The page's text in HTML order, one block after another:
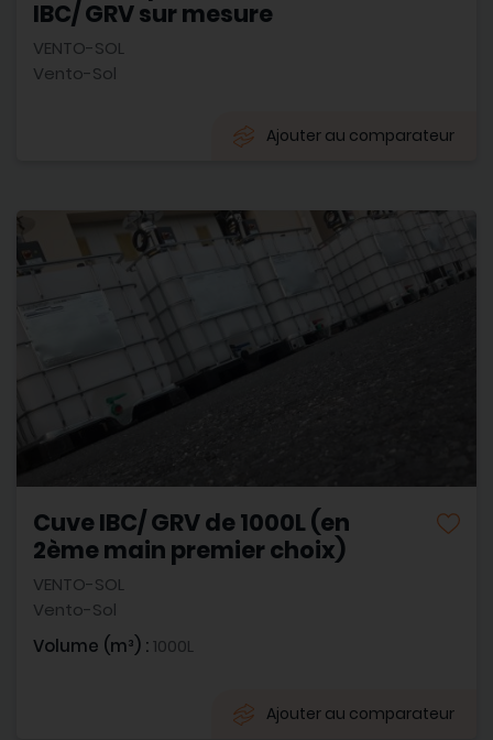
IBC/ GRV sur mesure
VENTO-SOL
Vento-Sol
Ajouter au comparateur
Cuve IBC/ GRV de 1000L (en
2ème main premier choix)
VENTO-SOL
Vento-Sol
Volume (m³) :1000L
Ajouter au comparateur